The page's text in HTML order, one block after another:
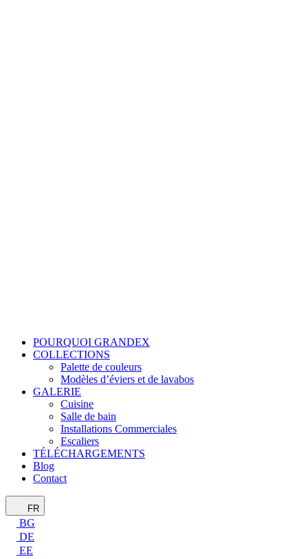
POURQUOI GRANDEX
COLLECTIONS
Palette de couleurs
Modèles d’éviers et de lavabos
GALERIE
Cuisine
Salle de bain
Installations Commerciales
Escaliers
TÉLÉCHARGEMENTS
Blog
Contact
FR
BG
DE
EE